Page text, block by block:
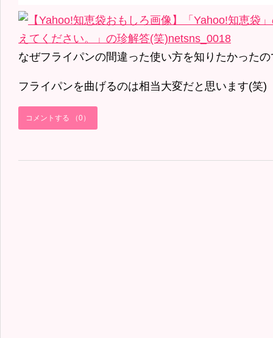
なぜフライパンの間違った使い方を知りたかった
フライパンを曲げるのは相当大変だと思います(笑)
コメントする （0）